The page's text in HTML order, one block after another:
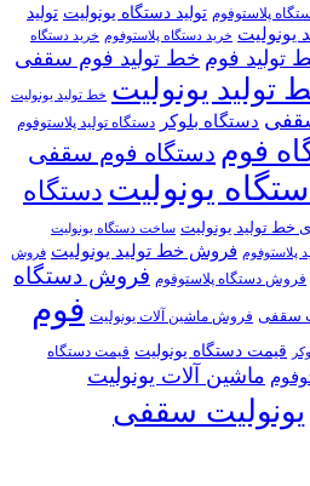
پلاستوفوم تولید دستگاه یونولیت تولید
یونولیت خرید دستگاه پلاستوفوم خرید دستگاه
تولید فوم خط تولید فوم سقفی
تولید یونولیت خط تولید یونولیت
دستگاه بلوکر دستگاه تولید پلاستوفوم
فوم دستگاه فوم سقفی
یونولیت دستگاه
خط تولید یونولیت ساخت دستگاه یونولیت
پلاستوفوم فروش خط تولید یونولیت فروش
فروش دستگاه پلاستوفوم فروش دستگاه
سقفی فروش ماشین آلات یونولیت فوم
قیمت دستگاه یونولیت قیمت دستگاه
ماشین آلات یونولیت
یونولیت سقفی